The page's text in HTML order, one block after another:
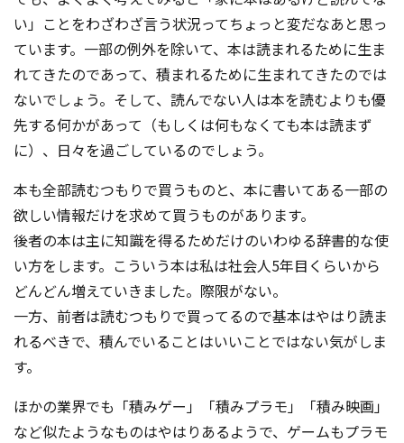
掲載内容のご確認はこちら
い」ことをわざわざ言う状況ってちょっと変だなあと思っ
ています。一部の例外を除いて、本は読まれるために生ま
れてきたのであって、積まれるために生まれてきたのでは
ないでしょう。そして、読んでない人は本を読むよりも優
先する何かがあって（もしくは何もなくても本は読まず
に）、日々を過ごしているのでしょう。
本も全部読むつもりで買うものと、本に書いてある一部の
欲しい情報だけを求めて買うものがあります。
後者の本は主に知識を得るためだけのいわゆる辞書的な使
い方をします。こういう本は私は社会人5年目くらいから
どんどん増えていきました。際限がない。
一方、前者は読むつもりで買ってるので基本はやはり読ま
れるべきで、積んでいることはいいことではない気がしま
す。
ほかの業界でも「積みゲー」「積みプラモ」「積み映画」
など似たようなものはやはりあるようで、ゲームもプラモ